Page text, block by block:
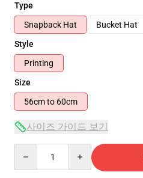
Type
Snapback Hat
Bucket Hat
Style
Printing
Size
56cm to 60cm
사이즈 가이드 보기